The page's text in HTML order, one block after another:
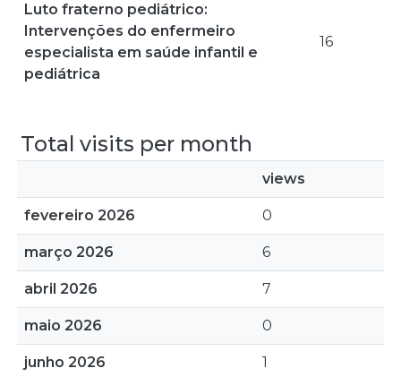
Luto fraterno pediátrico:
Intervenções do enfermeiro
especialista em saúde infantil e
pediátrica
16
Total visits per month
views
fevereiro 2026 0
março 2026 6
abril 2026 7
maio 2026 0
junho 2026 1